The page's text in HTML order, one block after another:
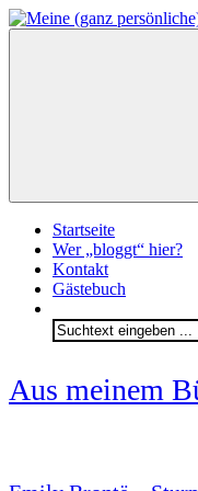
Zum
Inhalt
Schublade
Startseite
Wer „bloggt“ hier?
Kontakt
Gästebuch
Search
for:
Aus meinem